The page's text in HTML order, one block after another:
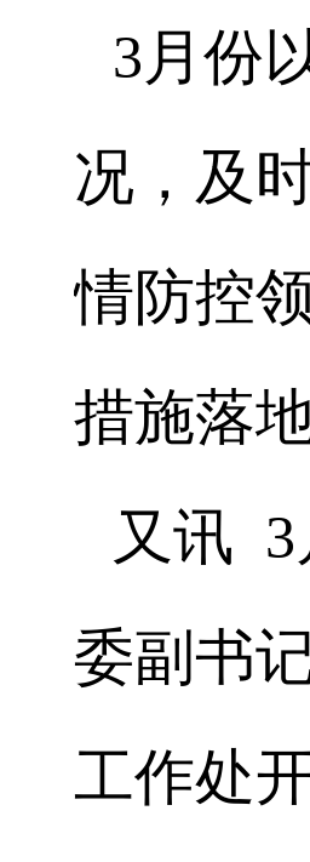
3月份
况，及
情防控
措施落
又讯 3
委副书
工作处